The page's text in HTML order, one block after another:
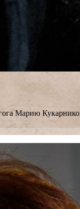
Марию